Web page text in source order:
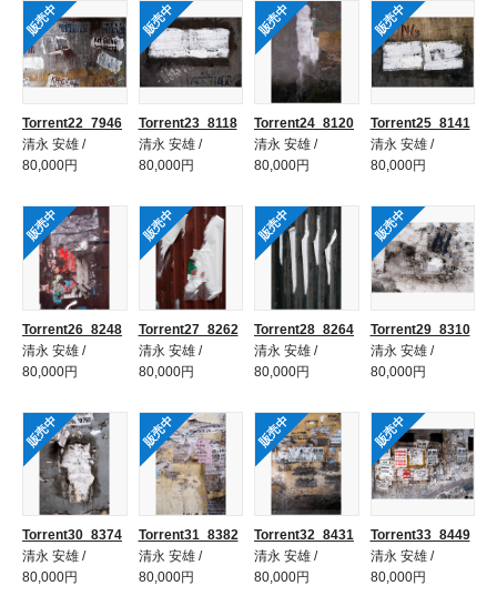
販売中
Torrent22_7946
清永 安雄 /
80,000円
販売中
Torrent23_8118
清永 安雄 /
80,000円
販売中
Torrent24_8120
清永 安雄 /
80,000円
販売中
Torrent25_8141
清永 安雄 /
80,000円
販売中
Torrent26_8248
清永 安雄 /
80,000円
販売中
Torrent27_8262
清永 安雄 /
80,000円
販売中
Torrent28_8264
清永 安雄 /
80,000円
販売中
Torrent29_8310
清永 安雄 /
80,000円
販売中
Torrent30_8374
清永 安雄 /
80,000円
販売中
Torrent31_8382
清永 安雄 /
80,000円
販売中
Torrent32_8431
清永 安雄 /
80,000円
販売中
Torrent33_8449
清永 安雄 /
80,000円